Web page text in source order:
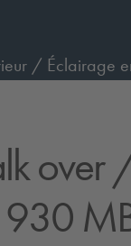
/ Éclairage
over/
930